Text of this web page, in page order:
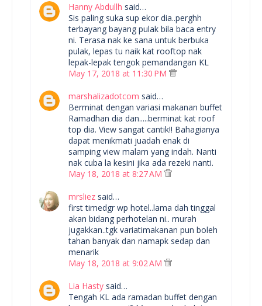
Hanny Abdullh said…
Sis paling suka sup ekor dia..perghh
terbayang bayang pulak bila baca entry
ni. Terasa nak ke sana untuk berbuka
pulak, lepas tu naik kat rooftop nak
lepak-lepak tengok pemandangan KL
May 17, 2018 at 11:30 PM
marshalizadotcom said…
Berminat dengan variasi makanan buffet
Ramadhan dia dan.....berminat kat roof
top dia. View sangat cantik!! Bahagianya
dapat menikmati juadah enak di
samping view malam yang indah. Nanti
nak cuba la kesini jika ada rezeki nanti.
May 18, 2018 at 8:27 AM
mrsliez said…
first timedgr wp hotel..lama dah tinggal
akan bidang perhotelan ni.. murah
jugakkan..tgk variatimakanan pun boleh
tahan banyak dan namapk sedap dan
menarik
May 18, 2018 at 9:02 AM
Lia Hasty said…
Tengah KL ada ramadan buffet dengan